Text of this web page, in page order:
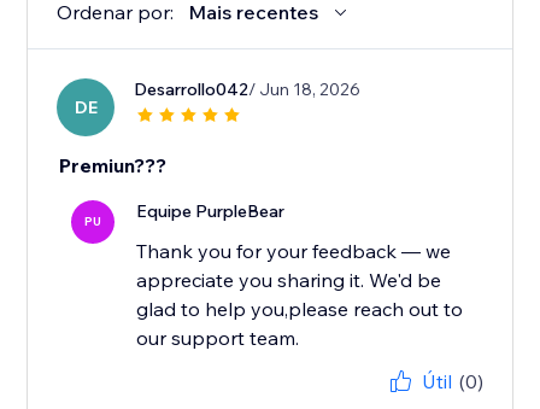
Ordenar por: Mais recentes
DE
Desarrollo042/ Jun 18, 2026
Premiun???
PU Equipe PurpleBear
Thank you for your feedback — we
appreciate you sharing it. We'd be
glad to help you,please reach out to
our support team.
Útil (0)